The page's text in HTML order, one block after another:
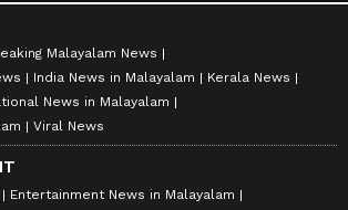
Malayalam News
India News in Malayalam
Kerala News
News in Malayalam
Viral News
Entertainment News in Malayalam